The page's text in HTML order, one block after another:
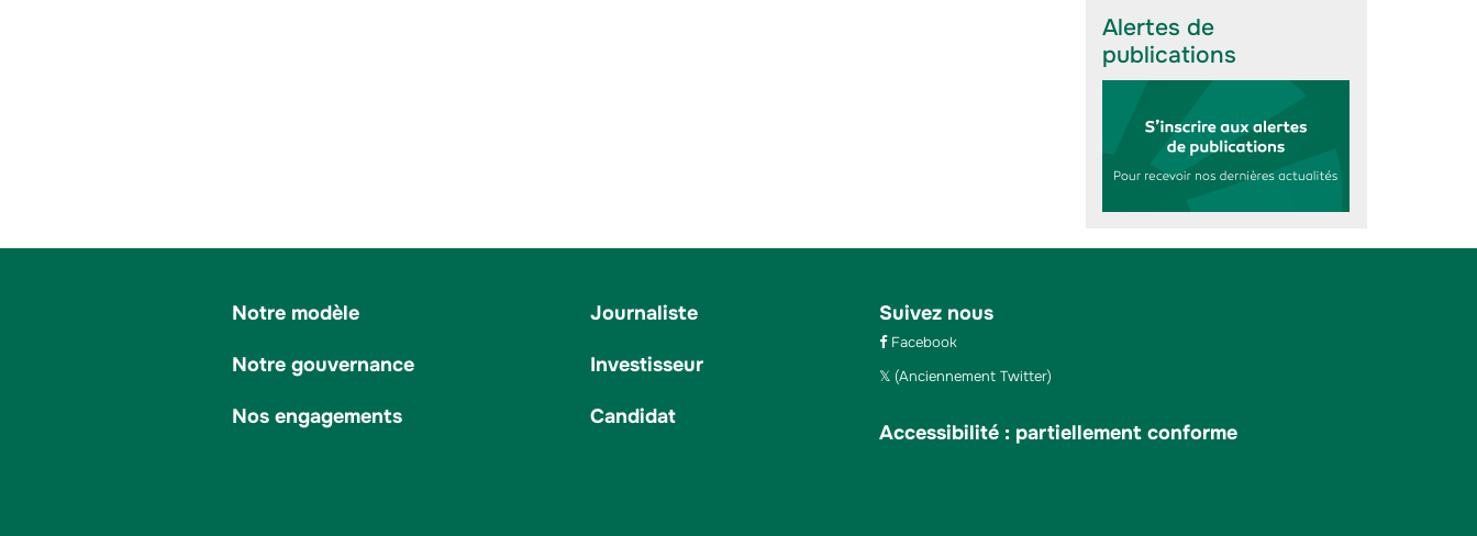
Alertes de
publications
Notre modèle
Notre gouvernance
Nos engagements
Journaliste
Investisseur
Candidat
Suivez nous
Facebook
(Anciennement Twitter)
Accessibilité : partiellement conforme